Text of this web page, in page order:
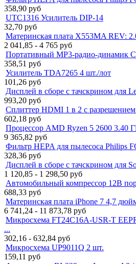
358,90 руб
UTC1316 Усилитель DIP-14
32,70 руб
Материнская плата X553MA REV:
2 041,85 - 4 765 руб
Портативный MP3-радио-динамик
358,51 руб
Усилитель TDA7265 4 шт./лот
101,26 руб
Дисплей в сборе с тачскрином для
993,20 руб
Сплиттер HDMI 1 в 2 с
602,18 руб
Процессор AMD Ryzen 5 2600 3.40
9 365,82 руб
Фильтр HEPA для пылесоса Philips
328,36 руб
Дисплей в сборе с тачскрином для
1 120,85 - 1 298,50 руб
Автомобильный компрессор 12В
688,33 руб
Материнская плата iPhone 7 4,7
6 741,24 - 11 873,78 руб
Микросхема FT24C16A-USR-T
...
302,16 - 632,84 руб
Микросхема UP9011Q 2 шт.
159,11 руб